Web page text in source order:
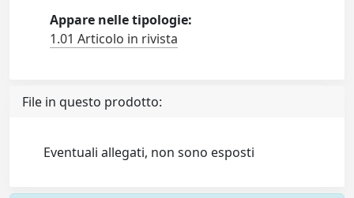
Appare nelle tipologie:
1.01 Articolo in rivista
File in questo prodotto:
Eventuali allegati, non sono esposti